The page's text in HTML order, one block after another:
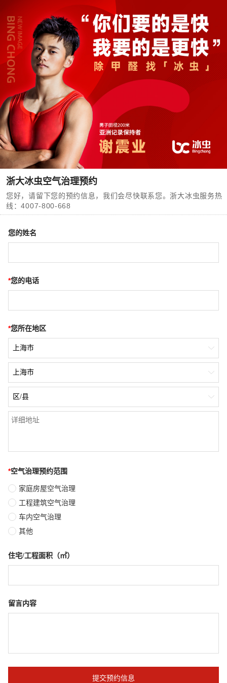
浙大冰虫空气治理预约
您好，请留下您的预约信息，我们会尽快联系您。 浙大冰虫服务热
线：4007-800-668
您的姓名
*您的电话
*您所在地区
上海市 
上海市 
区/县 
*空气治理预约范围
家庭房屋空气治理
工程建筑空气治理
车内空气治理
其他
住宅/工程面积（㎡）
留言内容